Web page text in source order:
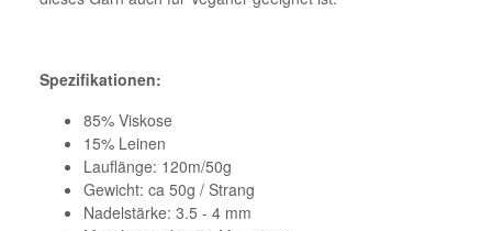
Spezifikationen:
85% Viskose
15% Leinen
Lauflänge: 120m/50g
Gewicht: ca 50g / Strang
Nadelstärke: 3.5 - 4 mm